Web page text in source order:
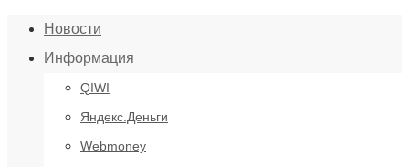
Новости
Информация
QIWI
Яндекс.Деньги
Webmoney